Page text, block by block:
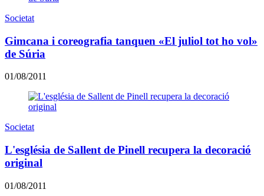
Societat
Gimcana i coreografia tanquen «El juliol tot ho vol»
de Súria
01/08/2011
Societat
L'església de Sallent de Pinell recupera la decoració
original
01/08/2011